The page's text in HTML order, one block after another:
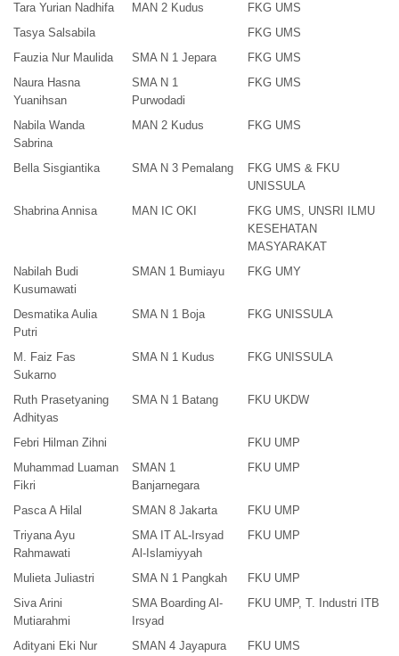
Tara Yurian Nadhifa MAN 2 Kudus
FKG UMS
Tasya Salsabila
FKG UMS
Fauzia Nur Maulida
SMA N 1 Jepara
FKG UMS
Naura Hasna
Yuanihsan
SMA N 1
Purwodadi
FKG UMS
Nabila Wanda
Sabrina
MAN 2 Kudus FKG UMS
Bella Sisgiantika SMA N 3 Pemalang
FKG UMS & FKU
UNISSULA
Shabrina Annisa
MAN IC OKI
FKG UMS, UNSRI ILMU
KESEHATAN
MASYARAKAT
Nabilah Budi
Kusumawati
SMAN 1 Bumiayu FKG UMY
Desmatika Aulia
Putri
SMA N 1 Boja FKG UNISSULA
M. Faiz Fas
Sukarno
SMA N 1 Kudus FKG UNISSULA
Ruth Prasetyaning
Adhityas
SMA N 1 Batang FKU UKDW
Febri Hilman Zihni
FKU UMP
Muhammad Luaman
Fikri
SMAN 1
Banjarnegara
FKU UMP
Pasca A Hilal SMAN 8 Jakarta
FKU UMP
Triyana Ayu
Rahmawati
SMA IT AL-Irsyad
Al-Islamiyyah
FKU UMP
Mulieta Juliastri SMA N 1 Pangkah
FKU UMP
Siva Arini
Mutiarahmi
SMA Boarding Al-
Irsyad
FKU UMP, T. Industri ITB
Adityani Eki Nur
SMAN 4 Jayapura FKU UMS